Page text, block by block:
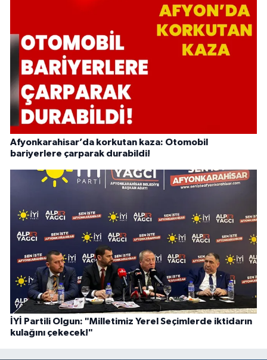
Afyonkarahisar’da korkutan kaza: Otomobil
bariyerlere çarparak durabildi!
İYİ Partili Olgun: "Milletimiz Yerel Seçimlerde iktidarın
kulağını çekecek!"